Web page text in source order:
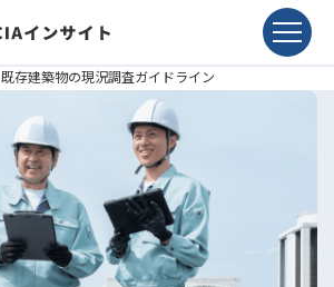
既存建築物の現況調査ガイドライン